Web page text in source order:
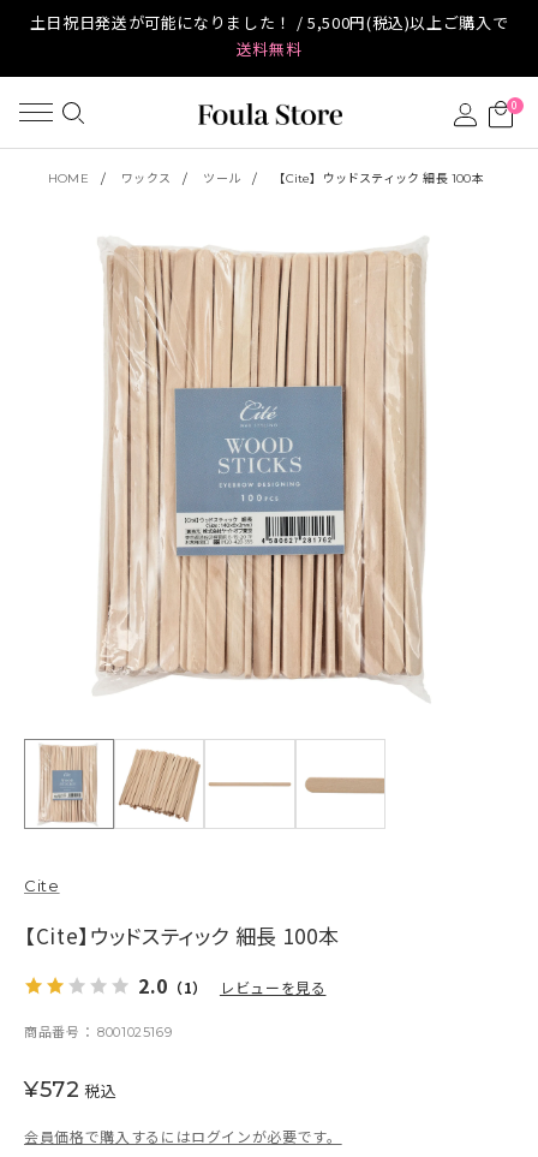
土日祝日発送が可能になりました！ / 5,500円(税込)以上ご購入で
送料無料
0
HOME ワックス ツール 【Cite】ウッドスティック 細長 100本
Cite
【Cite】ウッドスティック 細長 100本
2.0 （1） レビューを見る
商品番号 8001025169
¥572 税込
会員価格で購入するにはログインが必要です。